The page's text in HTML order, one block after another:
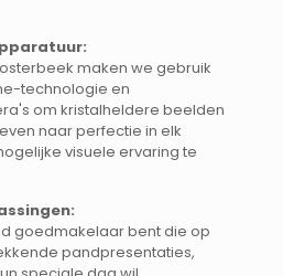
maken we gebruik
technologie en
om kristalheldere beelden
naar perfectie in elk
visuele ervaring te
goedmakelaar bent die op
pandpresentaties,